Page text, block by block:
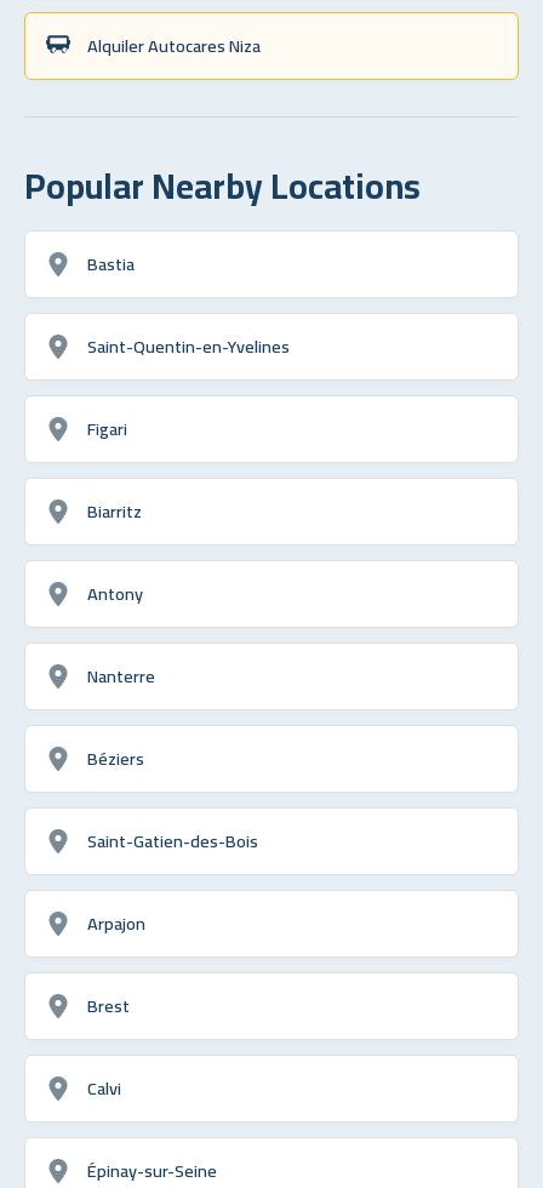
Alquiler Autocares Niza
Popular Nearby Locations
Bastia
Saint-Quentin-en-Yvelines
Figari
Biarritz
Antony
Nanterre
Béziers
Saint-Gatien-des-Bois
Arpajon
Brest
Calvi
Épinay-sur-Seine